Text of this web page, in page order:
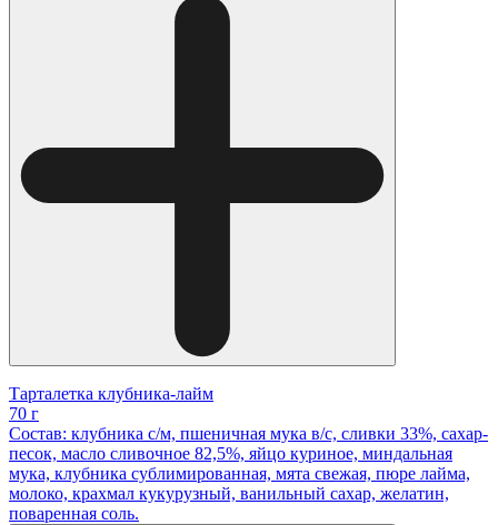
Тарталетка клубника-лайм
70 г
Состав: клубника с/м, пшеничная мука в/с, сливки 33%, сахар-
песок, масло сливочное 82,5%, яйцо куриное, миндальная
мука, клубника сублимированная, мята свежая, пюре лайма,
молоко, крахмал кукурузный, ванильный сахар, желатин,
поваренная соль.